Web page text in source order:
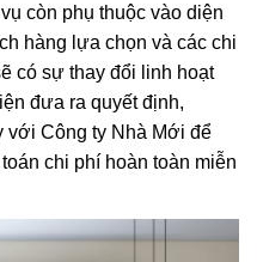
còn phụ thuộc vào diện
hàng lựa chọn và các chi
có sự thay đổi linh hoạt
đưa ra quyết định,
với Công ty Nhà Mới để
chi phí hoàn toàn miễn